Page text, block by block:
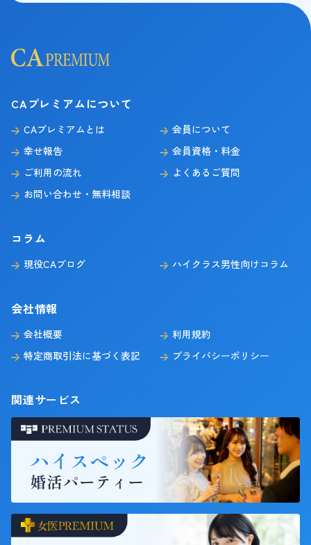
CAプレミアムについて
CAプレミアムとは
会員について
幸せ報告
会員資格・料金
ご利用の流れ
よくあるご質問
お問い合わせ・無料相談
コラム
現役CAブログ ハイクラス男性向けコラム
会社情報
会社概要
利用規約
特定商取引法に基づく表記
プライバシーポリシー
関連サービス